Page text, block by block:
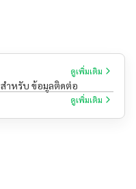
ดูเพิ่มเติม
สำหรับ ข้อมูลติดต่อ
ดูเพิ่มเติม